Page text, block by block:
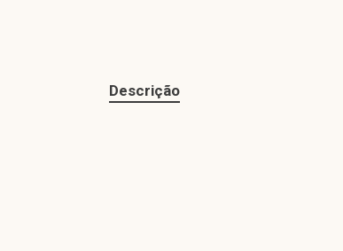
Descrição